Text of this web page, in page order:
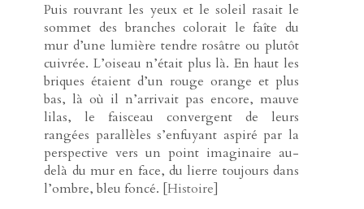
Puis rouvrant les yeux et le soleil rasait le
sommet des branches colorait le faîte du
mur d’une lumière tendre rosâtre ou plutôt
cuivrée. L’oiseau n’était plus là. En haut les
briques étaient d’un rouge orange et plus
bas, là où il n’arrivait pas encore, mauve
lilas, le faisceau convergent de leurs
rangées parallèles s’enfuyant aspiré par la
perspective vers un point imaginaire au-
delà du mur en face, du lierre toujours dans
l’ombre, bleu foncé. [Histoire]